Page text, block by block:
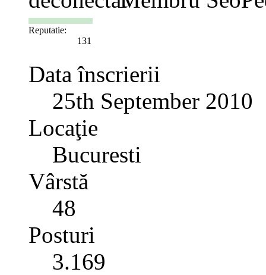
Reputatie:
131
Data înscrierii
25th September 2010
Locaţie
Bucuresti
Vârstă
48
Posturi
3.169